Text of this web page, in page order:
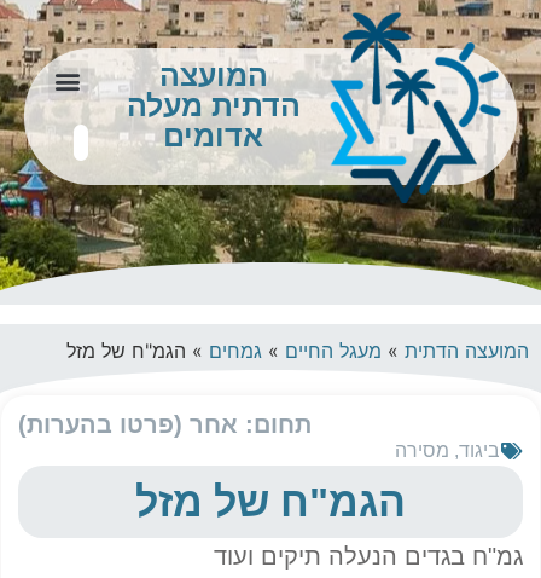
המועצה
הדתית מעלה
אדומים
המועצה הדתית » מעגל החיים » גמחים » הגמ"ח של מזל
תחום: אחר (פרטו בהערות)
ביגוד, מסירה
הגמ"ח של מזל
גמ"ח בגדים הנעלה תיקים ועוד